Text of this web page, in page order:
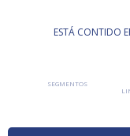
ESTÁ CONTIDO
SEGMENTOS